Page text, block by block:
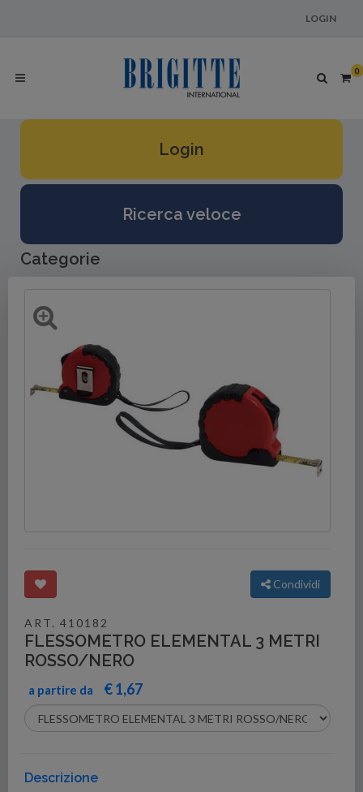
LOGIN
0
Login
Ricerca veloce
Categorie
Condividi
ART. 410182
FLESSOMETRO ELEMENTAL 3 METRI
ROSSO/NERO
a partire da € 1,67
Descrizione